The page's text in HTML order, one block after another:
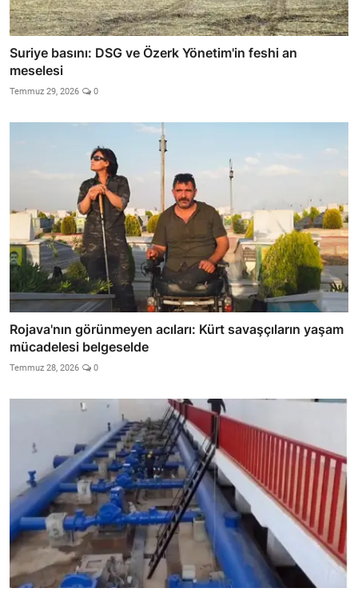
Suriye basını: DSG ve Özerk Yönetim'in feshi an
meselesi
Temmuz 29, 2026 0
Rojava'nın görünmeyen acıları: Kürt savaşçıların yaşam
mücadelesi belgeselde
Temmuz 28, 2026 0